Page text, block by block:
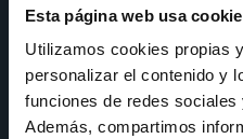
Esta página web usa
Utilizamos cookies propias
personalizar el contenido y
funciones de redes
Además, compartimos
5. Encontrarse bajo
alcohólicas,
estimulantes o
6. Introducir o vender